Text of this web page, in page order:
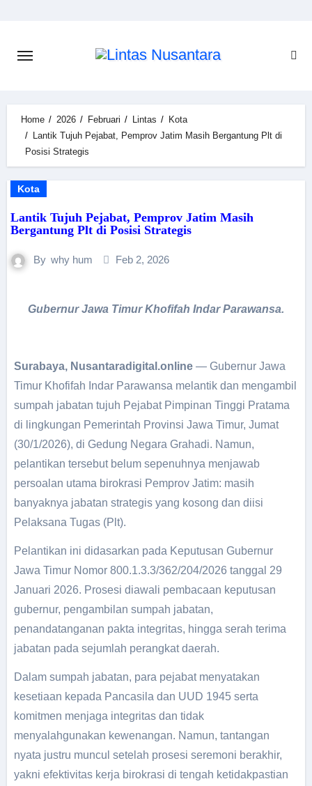
Home 2026 Februari Lintas
Kota
Lantik Tujuh Pejabat, Pemprov Jatim Masih Bergantung Plt di
Posisi Strategis
Kota
Lantik Tujuh Pejabat, Pemprov Jatim Masih
Bergantung Plt di Posisi Strategis
By why hum Feb 2, 2026
Gubernur Jawa Timur Khofifah Indar Parawansa.
Surabaya, Nusantaradigital.online — Gubernur Jawa
Timur Khofifah Indar Parawansa melantik dan mengambil
sumpah jabatan tujuh Pejabat Pimpinan Tinggi Pratama
di lingkungan Pemerintah Provinsi Jawa Timur, Jumat
(30/1/2026), di Gedung Negara Grahadi. Namun,
pelantikan tersebut belum sepenuhnya menjawab
persoalan utama birokrasi Pemprov Jatim: masih
banyaknya jabatan strategis yang kosong dan diisi
Pelaksana Tugas (Plt).
Pelantikan ini didasarkan pada Keputusan Gubernur
Jawa Timur Nomor 800.1.3.3/362/204/2026 tanggal 29
Januari 2026. Prosesi diawali pembacaan keputusan
gubernur, pengambilan sumpah jabatan,
penandatanganan pakta integritas, hingga serah terima
jabatan pada sejumlah perangkat daerah.
Dalam sumpah jabatan, para pejabat menyatakan
kesetiaan kepada Pancasila dan UUD 1945 serta
komitmen menjaga integritas dan tidak
menyalahgunakan kewenangan. Namun, tantangan
nyata justru muncul setelah prosesi seremoni berakhir,
yakni efektivitas kerja birokrasi di tengah ketidakpastian